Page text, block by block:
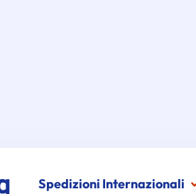
Spedizioni Internazionali